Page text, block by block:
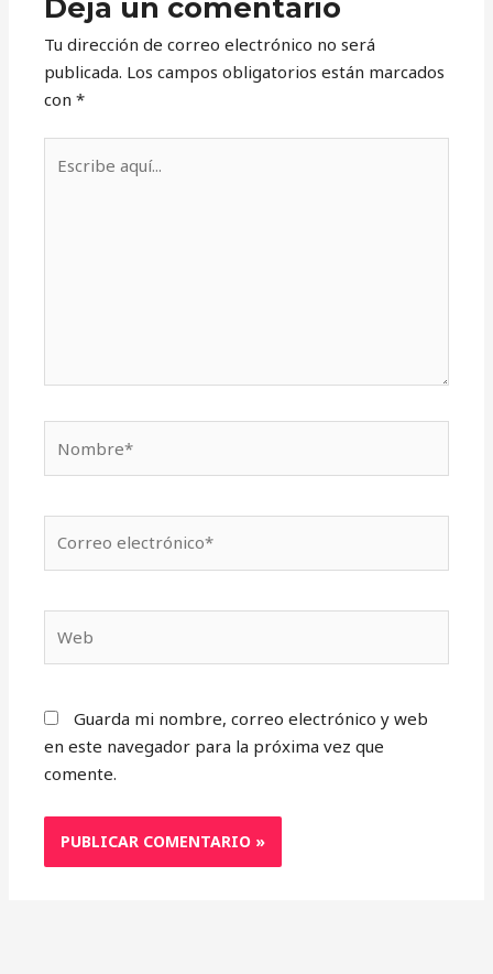
Deja un comentario
Tu dirección de correo electrónico no será
publicada. Los campos obligatorios están marcados
con*
aquí...
electrónico*
Guarda mi nombre, correo electrónico y web
en este navegador para la próxima vez que
comente.